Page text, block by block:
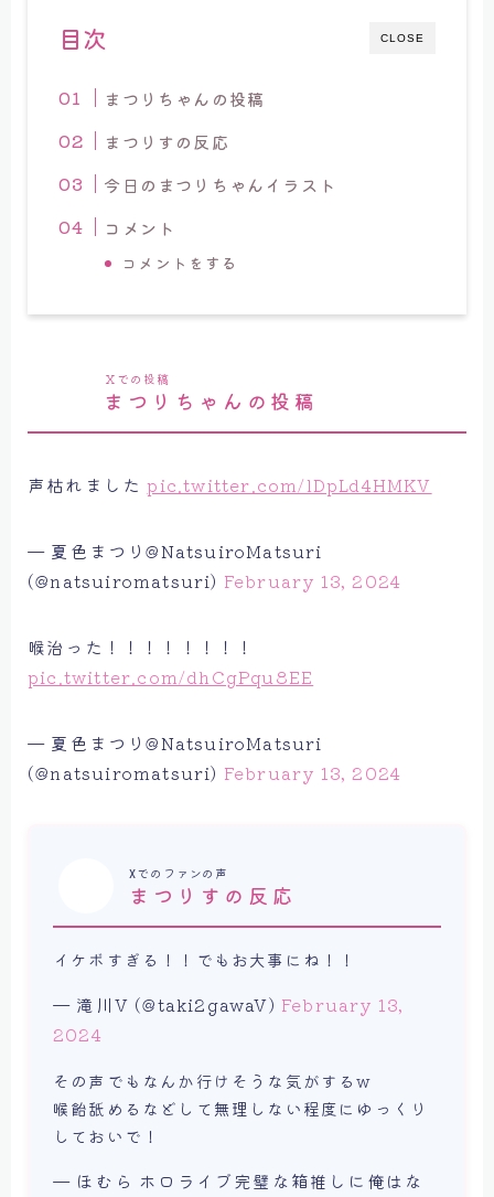
CLOSE
目次
まつりちゃんの投稿
まつりす の反応
今日のまつりちゃんイラスト
コメント
コメントをする
Ｘでの投稿
まつりちゃんの投稿
声枯れましたpic.twitter.com/lDpLd4HMKV
— 夏色まつり@NatsuiroMatsuri
(@natsuiromatsuri) February 13, 2024
喉治った！！！！！！！！
pic.twitter.com/dhCgPqu8EE
— 夏色まつり@NatsuiroMatsuri
(@natsuiromatsuri) February 13, 2024
Xでのファンの声
まつりす の反応
イケボすぎる！！でもお大事にね！！
— 滝川V (@taki2gawaV) February 13,
2024
その声でもなんか行けそうな気がするw
喉飴舐めるなどして無理しない程度にゆっくり
しておいで！
— ほむら ホロライブ完璧な箱推しに俺はな